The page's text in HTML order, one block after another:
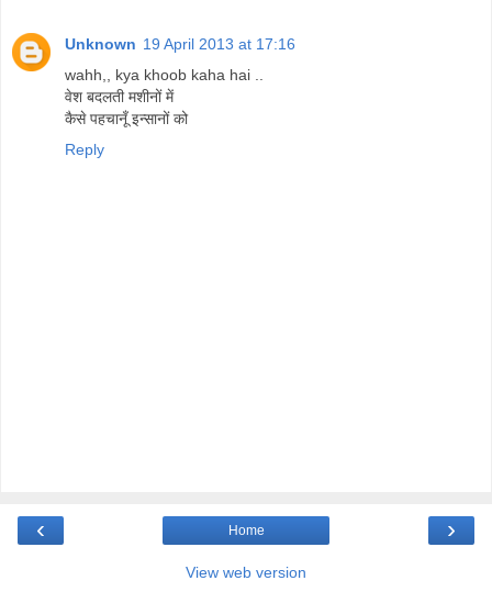
Unknown 19 April 2013 at 17:16
wahh,, kya khoob kaha hai ..
वेश बदलती मशीनों में
कैसे पहचानूँ इन्सानों को
Reply
‹ ›
Home
View web version